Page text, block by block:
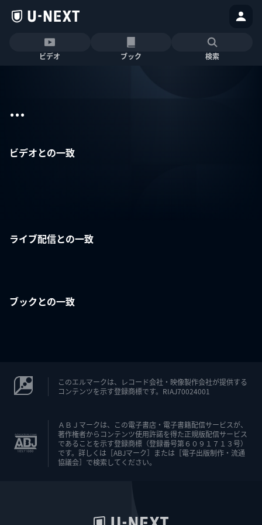
ビデオ ブック 検索
...
ビデオとの一致
ライブ配信との一致
ブックとの一致
このエルマークは、レコード会社・映像製作会社が提供する
コンテンツを示す登録商標です。RIAJ70024001
ＡＢＪマークは、この電子書店・電子書籍配信サービスが、
著作権者からコンテンツ使用許諾を得た正規版配信サービス
であることを示す登録商標（登録番号第６０９１７１３号）
です。詳しくは［ABJマーク］または［電子出版制作・流通
協議会］で検索してください。